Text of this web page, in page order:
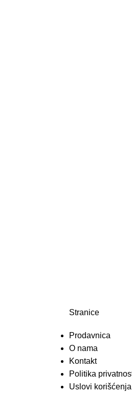
Stranice
Prodavnica
O nama
Kontakt
Politika
Uslovi korišćenja